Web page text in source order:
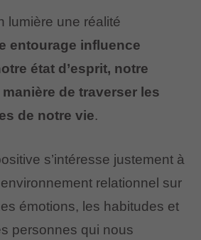
lumière une réalité
entourage influence
état d’esprit, notre
de traverser les
de notre vie.
s’intéresse justement à
relationnel sur
émotions, les habitudes et
personnes qui nous